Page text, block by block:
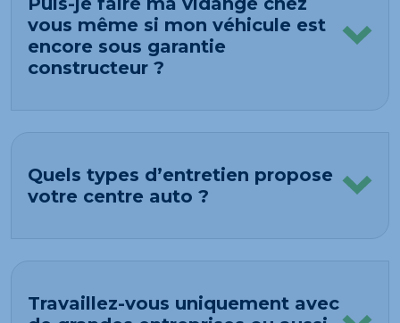
vous même si mon véhicule est
encore sous garantie
constructeur ?
Quels types d’entretien propose
votre centre auto ?
Travaillez-vous uniquement avec